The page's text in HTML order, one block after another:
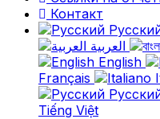
Контакт
English
Français
Tiếng Việt